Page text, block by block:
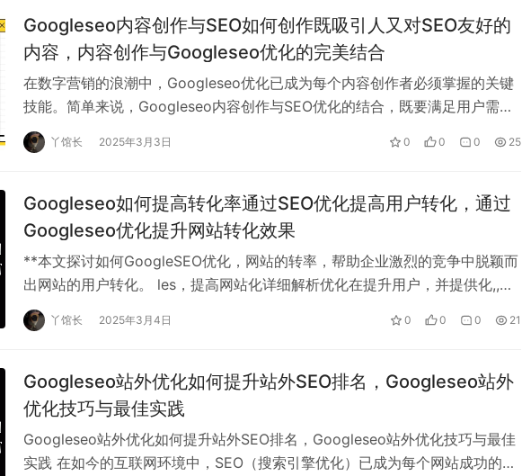
键因素之一。网站页面加载速度过慢，用户很可能在几秒钟内放弃访问并转向其
已经将页面速度、视觉稳定性和交互性作为排名因素，2025年，这一趋势将进
员需要定期监控网站的性能，并采取技术手段，如压缩图片、优化代码、采用
快。
兴起
Siri等）的普及，语音搜索成为越来越多用户日常生活中的一部分。根据最新的
多地依赖于自然语言和对话式查询。用户往往会使用完整的句子或问题来进行语
么？”而不是简短的关键词“电影推荐”。因此，SEO专家需要优化内容，使其更
Googleseo内容创作与SEO如何创作既吸引人又对SEO友好的
内容，内容创作与Googleseo优化的完美结合
在数字营销的浪潮中，Googleseo优化已成为每个内容创作者必须掌握的关键
技能。简单来说，Googleseo内容创作与SEO优化的结合，既要满足用户需
求，又要符合搜索引擎算法的标…
丫馆长 2025年3月3日 0 0 0 25
Googleseo如何提高转化率通过SEO优化提高用户转化，通过
Googleseo优化提升网站转化效果
**本文探讨如何GoogleSEO优化，网站的转率，帮助企业激烈的竞争中脱颖而
出网站的用户转化。 les，提高网站化详细解析优化在提升用户，并提供化,,网
站是化率网站优化用户转 1…
丫馆长 2025年3月4日 0 0 0 21
Googleseo站外优化如何提升站外SEO排名，Googleseo站外
优化技巧与最佳实践
Googleseo站外优化如何提升站外SEO排名，Googleseo站外优化技巧与最佳
实践 在如今的互联网环境中，SEO（搜索引擎优化）已成为每个网站成功的重